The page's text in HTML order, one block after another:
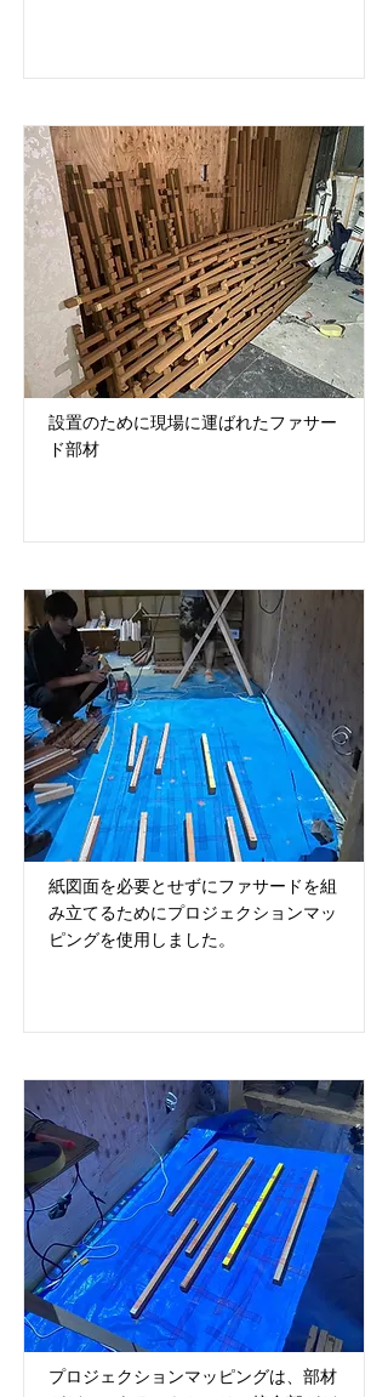
設置のために現場に運ばれたファサー
ド部材
紙図面を必要とせずにファサードを組
み立てるためにプロジェクションマッ
ピングを使用しました。
プロジェクションマッピングは、部材